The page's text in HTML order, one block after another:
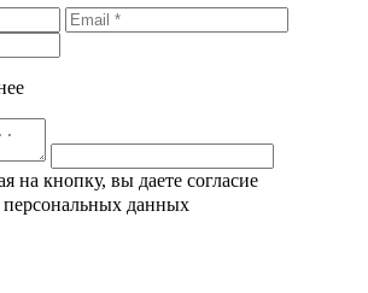
на кнопку, вы даете согласие
персональных данных